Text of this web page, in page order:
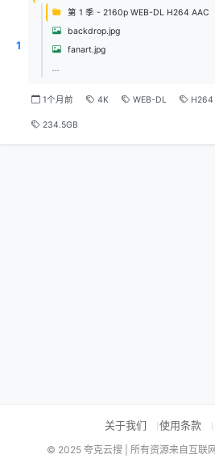
1
第 1 季 - 2160p WEB-DL H264 AAC
backdrop.jpg
fanart.jpg
...
1个月前 4K WEB-DL H264
234.5GB
关于我们 使用条款
© 2025 夸克云搜 | 所有资源来自互联